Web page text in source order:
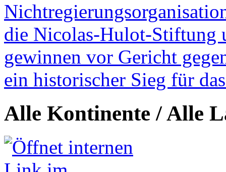
die Nicolas-Hulot-Stiftung
gewinnen vor Gericht
ein historischer Sieg für
Alle Kontinente / Alle